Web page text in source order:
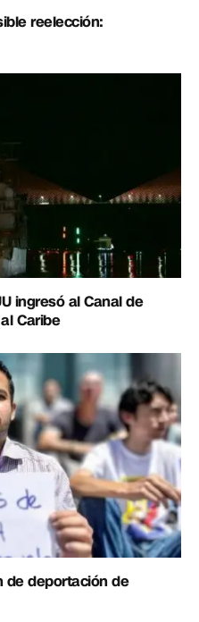
reelección:
ingresó al Canal de
Caribe
de deportación de